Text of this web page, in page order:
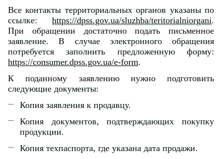
Все контакты территориальных органов указаны по
ссылке: https://dpss.gov.ua/sluzhba/teritorialniorgani.
При обращении достаточно подать письменное
заявление. В случае электронного обращения
потребуется заполнить предложенную форму:
https://consumer.dpss.gov.ua/e-form.
К поданному заявлению нужно подготовить
следующие документы:
Копия заявления к продавцу.
Копия документов, подтверждающих покупку
продукции.
Копия техпаспорта, где указана дата продажи.